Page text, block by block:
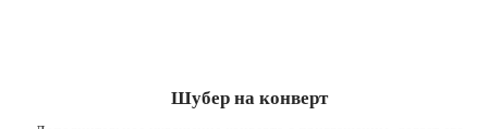
Шубер на конверт